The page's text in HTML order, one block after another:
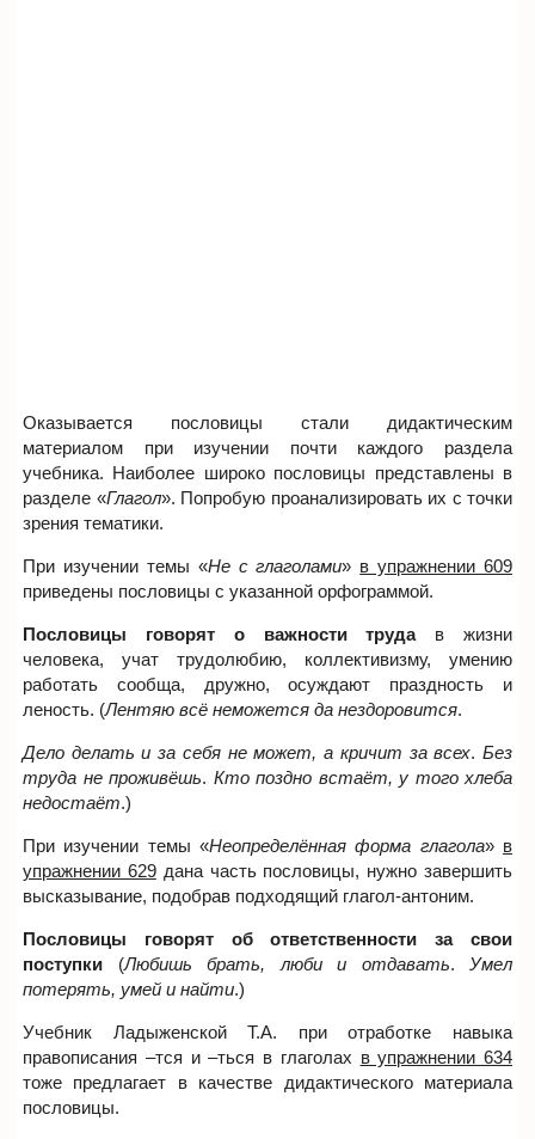
Оказывается пословицы стали дидактическим
материалом при изучении почти каждого раздела
учебника. Наиболее широко пословицы представлены в
разделе «Глагол». Попробую проанализировать их с точки
зрения тематики.
При изучении темы «Не с глаголами» в упражнении 609
приведены пословицы с указанной орфограммой.
Пословицы говорят о важности трудав жизни
человека, учат трудолюбию, коллективизму, умению
работать сообща, дружно, осуждают праздность и
леность. (Лентяю всё неможется да нездоровится.
Дело делать и за себя не может, а кричит за всех.Без
труда не проживёшь. Кто поздно встаёт, у того хлеба
недостаёт.)
При изучении темы «Неопределённая форма глагола» в
упражнении 629дана часть пословицы, нужно завершить
высказывание, подобрав подходящий глагол-антоним.
Пословицы говорят об ответственности за свои
поступки (Любишь брать, люби и отдавать. Умел
потерять, умей и найти.)
Учебник Ладыженской Т.А. при отработке навыка
правописания –тся и –ться в глаголах в упражнении 634
тоже предлагает в качестве дидактического материала
пословицы.